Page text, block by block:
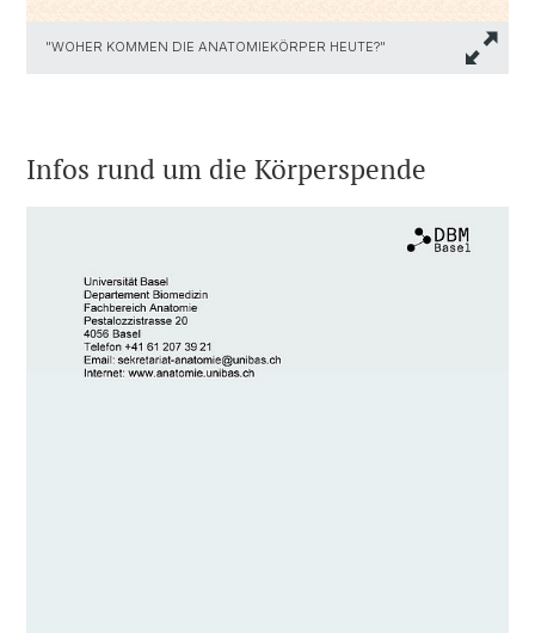
"WOHER KOMMEN DIE ANATOMIEKÖRPER HEUTE?"
Infos rund um die Körperspende